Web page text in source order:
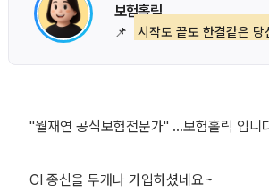
보험홀릭
📌 시작도 끝도 한결같은 당
"월재연 공식보험전문가" ...보험홀릭 입니
CI 종신을 두개나 가입하셨네요~